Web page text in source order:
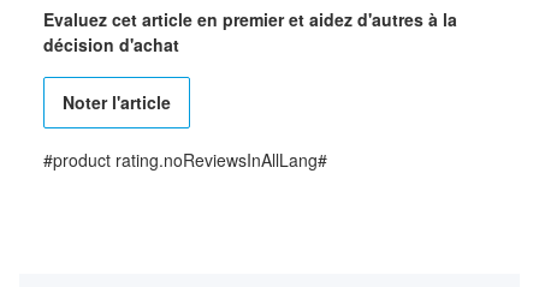
Evaluez cet article en premier et aidez d'autres à la
décision d'achat
Noter l'article
#product rating.noReviewsInAllLang#